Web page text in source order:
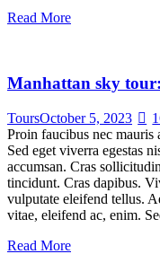
Read More
Manhattan sky
ToursOctober 5, 2023
Proin faucibus nec mauris
Sed eget viverra egestas
accumsan. Cras
tincidunt. Cras dapibus.
vulputate eleifend tellus.
vitae, eleifend ac, enim.
Read More